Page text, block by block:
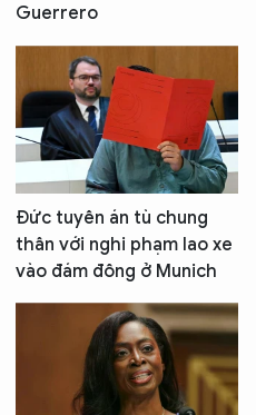
Guerrero
Đức tuyên án tù chung
thân với nghi phạm lao xe
vào đám đông ở Munich